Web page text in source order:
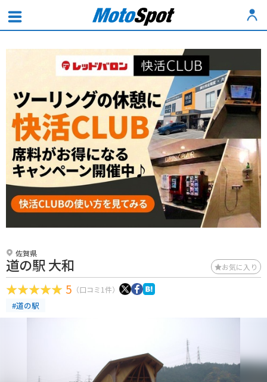
佐賀県
道の駅 大和 お気に入り
5 （口コミ1件）
#道の駅